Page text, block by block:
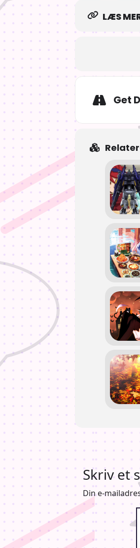
LÆS
Get
Skriv et
Din e-